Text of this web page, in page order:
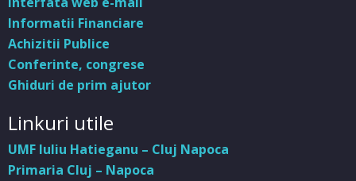
Informatii Financiare
Achizitii Publice
Conferinte, congrese
Ghiduri de prim ajutor
Linkuri utile
UMF Iuliu Hatieganu – Cluj Napoca
Primaria Cluj – Napoca